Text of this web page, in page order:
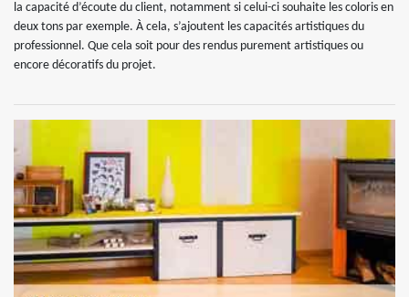
la capacité d’écoute du client, notamment si celui-ci souhaite les coloris en
deux tons par exemple. À cela, s’ajoutent les capacités artistiques du
professionnel. Que cela soit pour des rendus purement artistiques ou
encore décoratifs du projet.